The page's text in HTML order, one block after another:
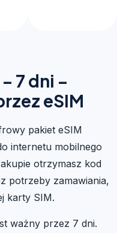
7 dni –
eSIM
pakiet eSIM
internetu mobilnego
otrzymasz kod
potrzeby zamawiania,
karty SIM.
ważny przez 7 dni.